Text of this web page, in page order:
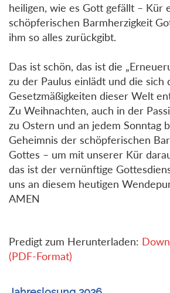
heiligen, wie es Gott gefällt – Kür
schöpferischen Barmherzigkeit
ihm so alles zurückgibt.
Das ist schön, das ist die
zu der Paulus einlädt und die sich
Gesetzmäßigkeiten dieser Welt
Zu Weihnachten, auch in der
zu Ostern und an jedem Sonntag
Geheimnis der schöpferischen
Gottes – um mit unserer Kür
das ist der vernünftige
uns an diesem heutigen
AMEN
Predigt zum Herunterladen:
(PDF-Format)